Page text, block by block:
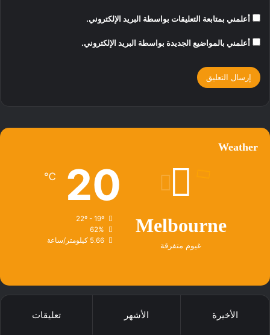
أعلمني بمتابعة التعليقات بواسطة البريد الإلكتروني.
أعلمني بالمواضيع الجديدة بواسطة البريد الإلكتروني.
Weather
Melbourne
غيوم متفرقة
20
℃
22º - 19º
62%
5.66 كيلومتر/ساعة
الأخيرة الأشهر تعليقات